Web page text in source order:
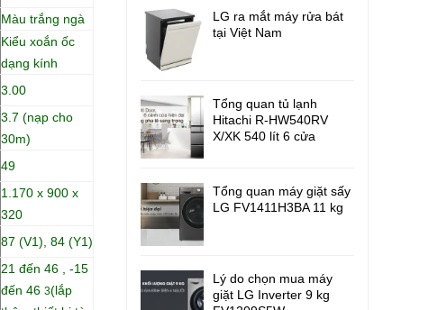
Màu trắng ngà
Kiểu xoắn ốc
dạng kính
3.00
3.7 (nạp cho
30m)
49
1.170 x 900 x
320
87 (V1), 84 (Y1)
21 đến 46 , -15
đến 46 3(lắp
LG ra mắt máy rửa bát
tại Việt Nam
Tổng quan tủ lạnh
Hitachi R-HW540RV
X/XK 540 lít 6 cửa
Tổng quan máy giặt sấy
LG FV1411H3BA 11 kg
Lý do chọn mua máy
giặt LG Inverter 9 kg